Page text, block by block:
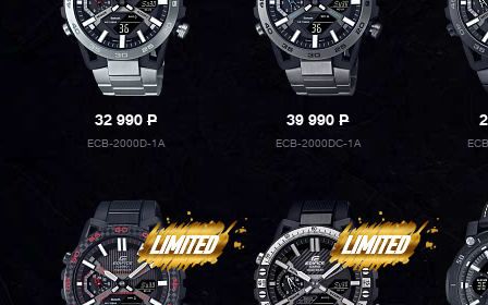
32 990P
ECB-2000D-1A
39 990P
ECB-2000DC-1A